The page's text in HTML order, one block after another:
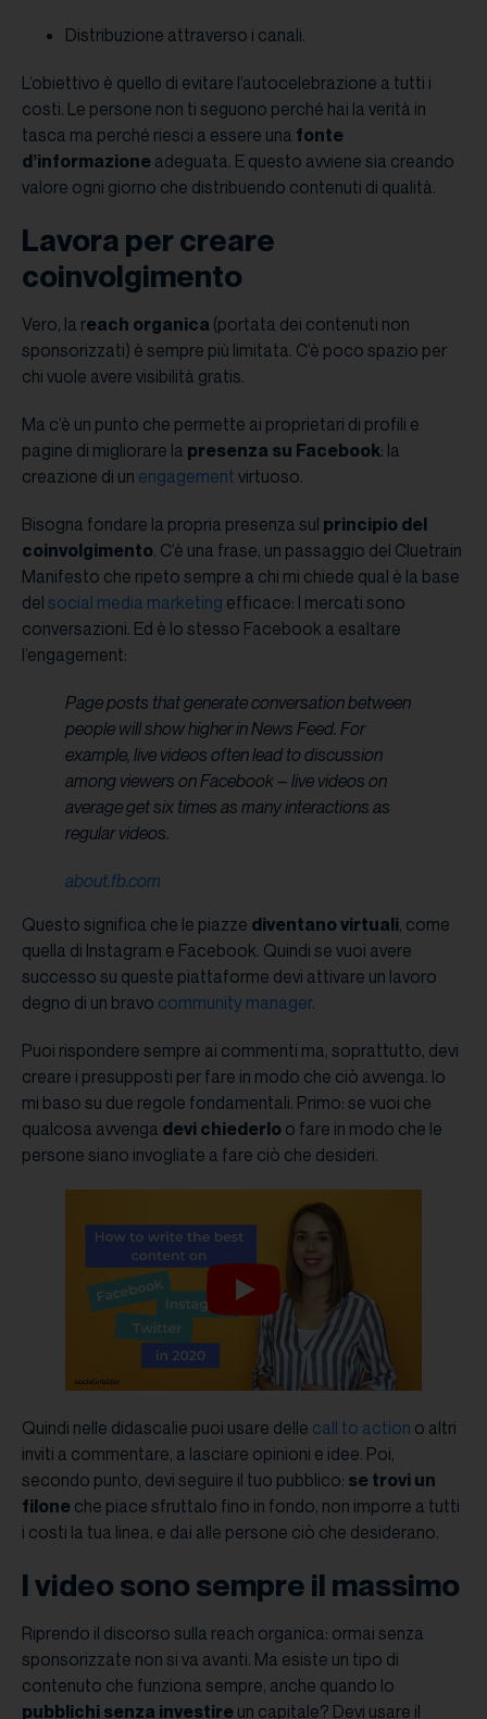
Distribuzione attraverso i canali.
L’obiettivo è quello di evitare l’autocelebrazione a tutti i
costi. Le persone non ti seguono perché hai la verità in
tasca ma perché riesci a essere una fonte
d’informazione adeguata. E questo avviene sia creando
valore ogni giorno che distribuendo contenuti di qualità.
Lavora per creare
coinvolgimento
Vero, la reach organica (portata dei contenuti non
sponsorizzati) è sempre più limitata. C’è poco spazio per
chi vuole avere visibilità gratis.
Ma c’è un punto che permette ai proprietari di profili e
pagine di migliorare la presenza su Facebook: la
creazione di un engagement virtuoso.
Bisogna fondare la propria presenza sul principio del
coinvolgimento. C’è una frase, un passaggio del Cluetrain
Manifesto che ripeto sempre a chi mi chiede qual è la base
del social media marketing efficace: I mercati sono
conversazioni. Ed è lo stesso Facebook a esaltare
l’engagement:
Page posts that generate conversation between
people will show higher in News Feed. For
example, live videos often lead to discussion
among viewers on Facebook – live videos on
average get six times as many interactions as
regular videos.
about.fb.com
Questo significa che le piazze diventano virtuali, come
quella di Instagram e Facebook. Quindi se vuoi avere
successo su queste piattaforme devi attivare un lavoro
degno di un bravo community manager.
Puoi rispondere sempre ai commenti ma, soprattutto, devi
creare i presupposti per fare in modo che ciò avvenga. Io
mi baso su due regole fondamentali. Primo: se vuoi che
qualcosa avvenga devi chiederlo o fare in modo che le
persone siano invogliate a fare ciò che desideri.
Quindi nelle didascalie puoi usare delle call to action o altri
inviti a commentare, a lasciare opinioni e idee. Poi,
secondo punto, devi seguire il tuo pubblico: se trovi un
filone che piace sfruttalo fino in fondo, non imporre a tutti
i costi la tua linea, e dai alle persone ciò che desiderano.
I video sono sempre il massimo
Riprendo il discorso sulla reach organica: ormai senza
sponsorizzate non si va avanti. Ma esiste un tipo di
contenuto che funziona sempre, anche quando lo
pubblichi senza investire un capitale? Devi usare il